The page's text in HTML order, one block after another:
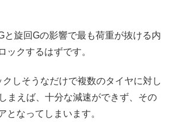
と旋回Gの影響で最も荷重が抜ける内
ックするはずです。
クしそうなだけで複数のタイヤに対し
まえば、十分な減速ができず、その
となってしまいます。